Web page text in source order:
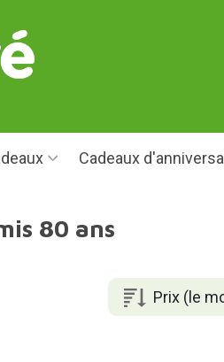
Cadeaux
80 ans
Prix (le